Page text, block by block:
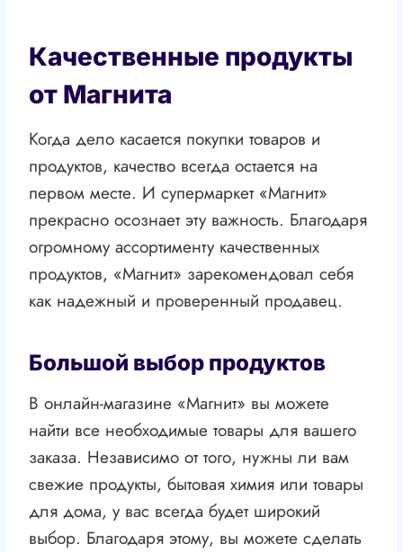
Качественные продукты
от Магнита
Когда дело касается покупки товаров и
продуктов, качество всегда остается на
первом месте. И супермаркет «Магнит»
прекрасно осознает эту важность. Благодаря
огромному ассортименту качественных
продуктов, «Магнит» зарекомендовал себя
как надежный и проверенный продавец.
Большой выбор продуктов
В онлайн-магазине «Магнит» вы можете
найти все необходимые товары для вашего
заказа. Независимо от того, нужны ли вам
свежие продукты, бытовая химия или товары
для дома, у вас всегда будет широкий
выбор. Благодаря этому, вы можете сделать